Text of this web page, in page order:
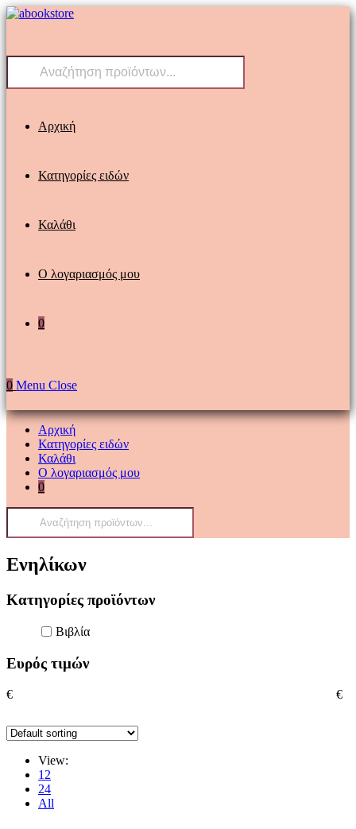
Skip
Products
Αρχική
Κατηγορίες ειδών
Καλάθι
Ο λογαριασμός μου
0
0 Menu Close
Αρχική
Κατηγορίες ειδών
Καλάθι
Ο λογαριασμός μου
0
Products
Ενηλίκων
Κατηγορίες προϊόντων
Bιβλία
Ευρός τιμών
€ €
View:
12
24
All